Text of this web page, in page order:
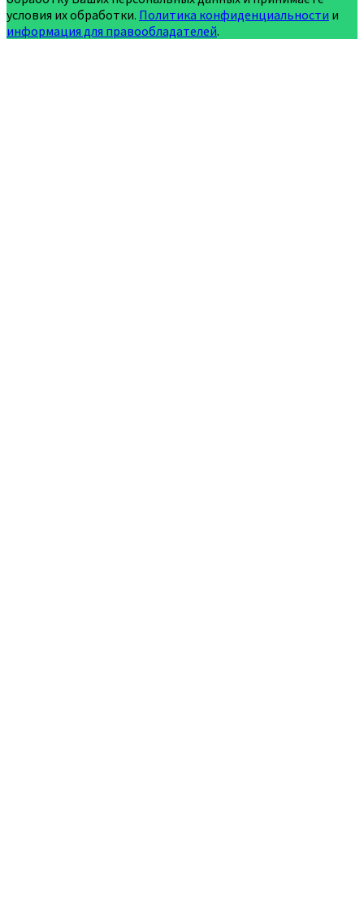
условия их обработки. Политика конфиденциальности и
информация для правообладателей.